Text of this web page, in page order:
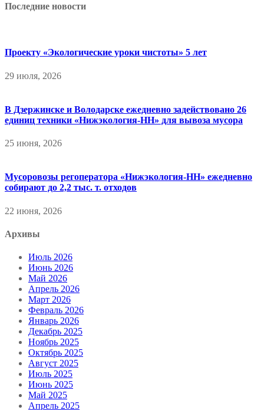
Последние новости
Проекту «Экологические уроки чистоты» 5 лет
29 июля, 2026
В Дзержинске и Володарске ежедневно задействовано 26
единиц техники «Нижэкология-НН» для вывоза мусора
25 июня, 2026
Мусоровозы регоператора «Нижэкология-НН» ежедневно
собирают до 2,2 тыс. т. отходов
22 июня, 2026
Архивы
Июль 2026
Июнь 2026
Май 2026
Апрель 2026
Март 2026
Февраль 2026
Январь 2026
Декабрь 2025
Ноябрь 2025
Октябрь 2025
Август 2025
Июль 2025
Июнь 2025
Май 2025
Апрель 2025